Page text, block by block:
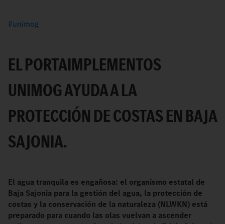
unimog
EL PORTAIMPLEMENTOS
UNIMOG AYUDA A LA
PROTECCIÓN DE COSTAS EN BAJA
SAJONIA.
El agua tranquila es engañosa: el organismo estatal de
Baja Sajonia para la gestión del agua, la protección de
costas y la conservación de la naturaleza (NLWKN) está
preparado para cuando las olas vuelvan a ascender